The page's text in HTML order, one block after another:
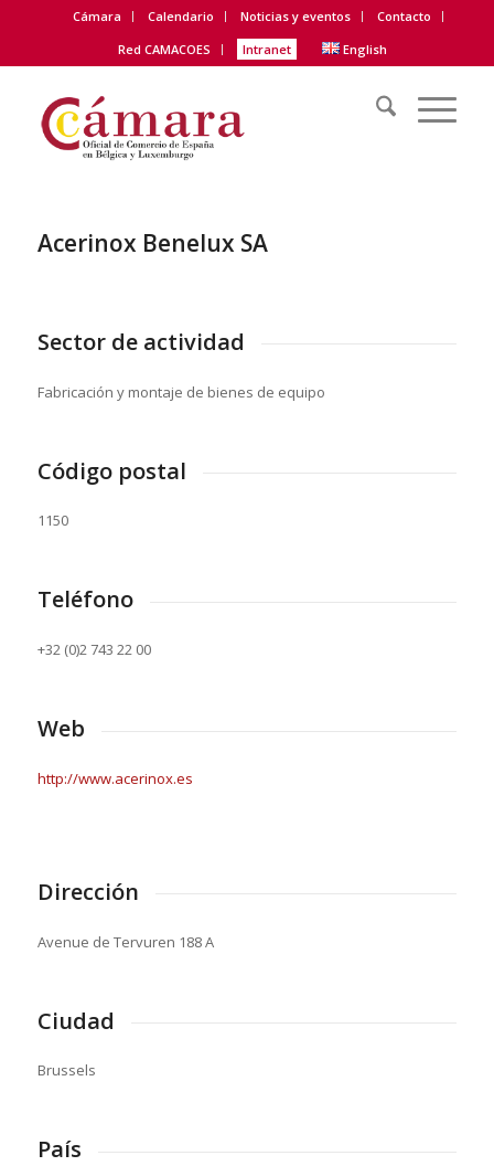
Cámara Calendario Noticias y eventos
Contacto
Red CAMACOES
Intranet English
Acerinox Benelux SA
Sector de actividad
Fabricación y montaje de bienes de equipo
Código postal
1150
Teléfono
+32 (0)2 743 22 00
Web
http://www.acerinox.es
Dirección
Avenue de Tervuren 188 A
Ciudad
Brussels
País